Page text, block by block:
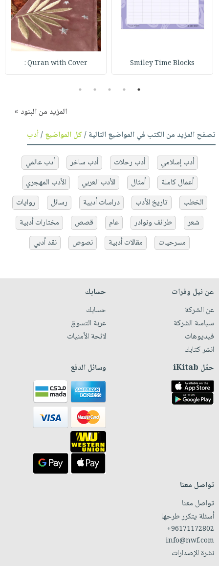
Smiley Time Blocks
Quran with Cover :
1
2
3
4
5
المزيد من البنود »
تصفح المزيد من الكتب في المواضيع التالية /كل المواضيع/أدب
أدب إسلامي أدب رحلات أدب ساخر
أدب عالمي
أعمال كاملة
أمثال الأدب العربي
الأدب المهجري
الخطب
تاريخ الأدب دراسات أدبية رسائل
روايات
شعر
طرائف ونوادر عام قصص
مختارات أدبية
مسرحيات
مقالات أدبية نصوص نقد أدبي
عن نيل وفرات
عن الشركة
سياسة الشركة
فيديوهات
انشر كتابك
حسابك
حسابك
عربة التسوق
لائحة الأمنيات
حمّل iKitab وسائل الدفع
تواصل معنا
تواصل معنا
أسئلة يتكرر طرحها
+96171172802
info@nwf.com
نشرة الإصدارات